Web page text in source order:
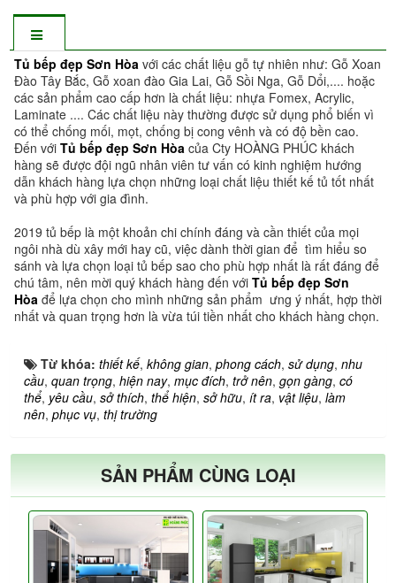
Tủ bếp đẹp Sơn Hòa với các chất liệu gỗ tự nhiên như: Gỗ Xoan
Đào Tây Bắc, Gỗ xoan đào Gia Lai, Gỗ Sồi Nga, Gỗ Dổi,.... hoặc
các sản phẩm cao cấp hơn là chất liệu: nhựa Fomex, Acrylic,
Laminate .... Các chất liệu này thường được sử dụng phổ biến vì
có thể chống mối, mọt, chống bị cong vênh và có độ bền cao.
Đến với Tủ bếp đẹp Sơn Hòa của Cty HOÀNG PHÚC khách
hàng sẽ được đội ngũ nhân viên tư vấn có kinh nghiệm hướng
dẫn khách hàng lựa chọn những loại chất liệu thiết kế tủ tốt nhất
và phù hợp với gia đình.
2019 tủ bếp là một khoản chi chính đáng và cần thiết của mọi
ngôi nhà dù xây mới hay cũ, việc dành thời gian để tìm hiểu so
sánh và lựa chọn loại tủ bếp sao cho phù hợp nhất là rất đáng để
chú tâm, nên mời quý khách hàng đến với Tủ bếp đẹp Sơn
Hòa để lựa chọn cho mình những sản phẩm ưng ý nhất, hợp thời
nhất và quan trọng hơn là vừa túi tiền nhất cho khách hàng chọn.
Từ khóa: thiết kế, không gian, phong cách, sử dụng, nhu
cầu, quan trọng, hiện nay, mục đích, trở nên, gọn gàng, có
thể, yêu cầu, sở thích, thể hiện, sở hữu, ít ra, vật liệu, làm
nên, phục vụ, thị trường
SẢN PHẨM CÙNG LOẠI